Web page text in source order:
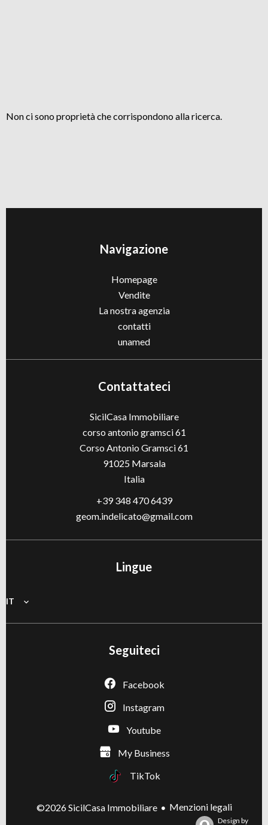
Non ci sono proprietà che corrispondono alla ricerca.
Navigazione
Homepage
Vendite
La nostra agenzia
contatti
unamed
Contattateci
SicilCasa Immobiliare
corso antonio gramsci 61
Corso Antonio Gramsci 61
91025Marsala
Italia
+39 348 470 6439
geom.indelicato@gmail.com
Lingue
IT
Seguiteci
Facebook
Instagram
Youtube
My Business
TikTok
©2026 SicilCasa Immobiliare
Menzioni legali
Design by